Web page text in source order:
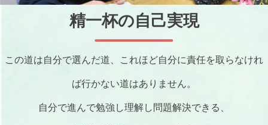
精一杯の自己実現
この道は自分で選んだ道、これほど自分に責任を取らなけれ
ば行かない道はありません。
自分で進んで勉強し理解し問題解決できる、